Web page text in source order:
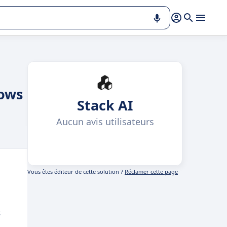
Stack AI
Aucun avis utilisateurs
Vous êtes éditeur de cette solution ? Réclamer cette page